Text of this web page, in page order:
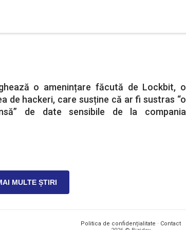
o amenințare făcută de Lockbit, o
de hackeri, care susține că ar fi sustras “o
de date sensibile de la compania
MULTE ȘTIRI
Politica de confidențialitate · Contact